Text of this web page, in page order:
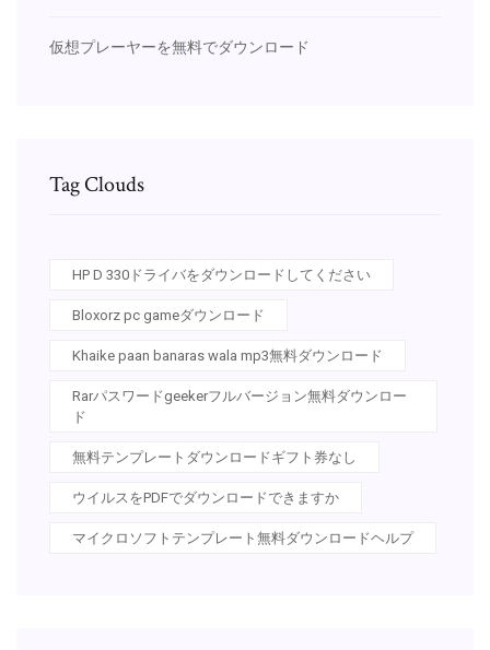
仮想プレーヤーを無料でダウンロード
Tag Clouds
HP D 330ドライバをダウンロードしてください
Bloxorz pc gameダウンロード
Khaike paan banaras wala mp3無料ダウンロード
Rarパスワードgeekerフルバージョン無料ダウンロー
ド
無料テンプレートダウンロードギフト券なし
ウイルスをPDFでダウンロードできますか
マイクロソフトテンプレート無料ダウンロードヘルプ